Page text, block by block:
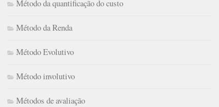
Método da quantificação do custo
Método da Renda
Método Evolutivo
Método involutivo
Métodos de avaliação